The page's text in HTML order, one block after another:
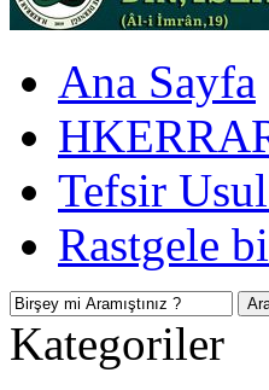
Ana Sayfa
Tefsir
Rastgele
Kategoriler